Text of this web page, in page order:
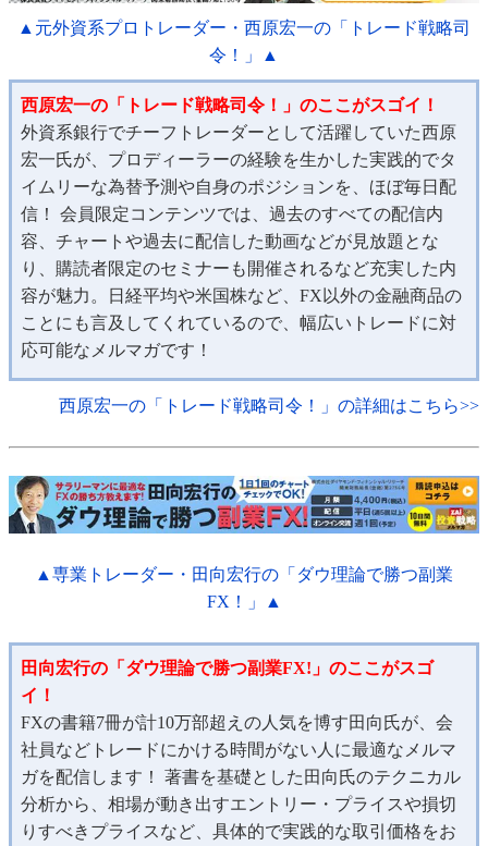
▲元外資系プロトレーダー・西原宏一の「トレード戦略司
令！」▲
西原宏一の「トレード戦略司令！」のここがスゴイ！
外資系銀行でチーフトレーダーとして活躍していた西原
宏一氏が、プロディーラーの経験を生かした実践的でタ
イムリーな為替予測や自身のポジションを、ほぼ毎日配
信！ 会員限定コンテンツでは、過去のすべての配信内
容、チャートや過去に配信した動画などが見放題とな
り、購読者限定のセミナーも開催されるなど充実した内
容が魅力。日経平均や米国株など、FX以外の金融商品の
ことにも言及してくれているので、幅広いトレードに対
応可能なメルマガです！
西原宏一の「トレード戦略司令！」の詳細はこちら>>
▲専業トレーダー・田向宏行の「ダウ理論で勝つ副業
FX！」▲
田向宏行の「ダウ理論で勝つ副業FX!」のここがスゴ
イ！
FXの書籍7冊が計10万部超えの人気を博す田向氏が、会
社員などトレードにかける時間がない人に最適なメルマ
ガを配信します！ 著書を基礎とした田向氏のテクニカル
分析から、相場が動き出すエントリー・プライスや損切
りすべきプライスなど、具体的で実践的な取引価格をお